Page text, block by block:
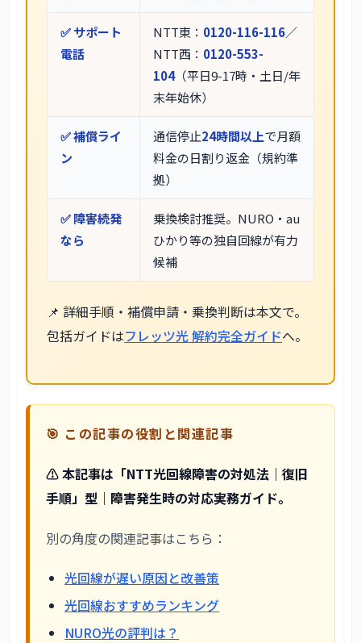
✅ サポート
電話
NTT東： 0120-116-116／
NTT西： 0120-553-
104（平日9-17時・土日/年
末年始休）
✅ 補償ライ
ン
通信停止24時間以上で月額
料金の日割り返金（規約準
拠）
✅ 障害続発
なら
乗換検討推奨。NURO・au
ひかり等の独自回線が有力
候補
📌 詳細手順・補償申請・乗換判断は本文で。
包括ガイドはフレッツ光 解約完全ガイドへ。
🎯 この記事の役割と関連記事
⚠️ 本記事は「NTT光回線障害の対処法｜復旧
手順」型｜障害発生時の対応実務ガイド。
別の角度の関連記事はこちら：
光回線が遅い原因と改善策
光回線おすすめランキング
NURO光の評判は？